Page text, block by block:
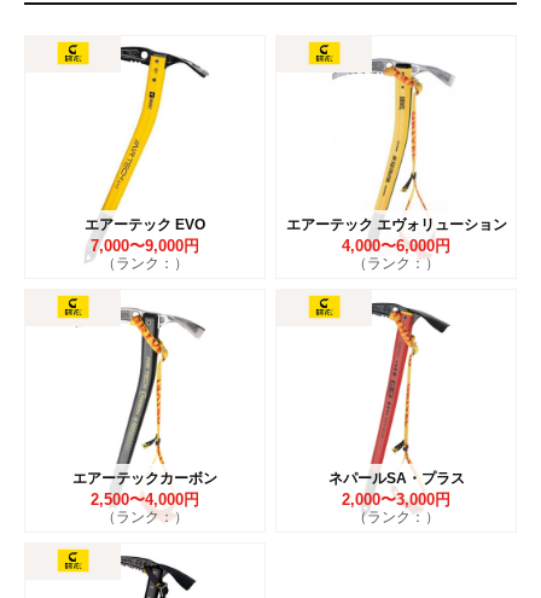
エアーテック EVO
7,000〜9,000円
（ランク：）
エアーテック エヴォリューション
4,000〜6,000円
（ランク：）
エアーテックカーボン
2,500〜4,000円
（ランク：）
ネパールSA・プラス
2,000〜3,000円
（ランク：）